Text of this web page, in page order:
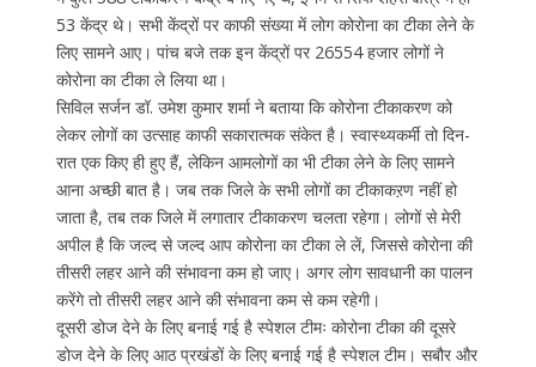
53 केंद्र थे। सभी केंद्रों पर काफी संख्या में लोग कोरोना का टीका लेने के
लिए सामने आए। पांच बजे तक इन केंद्रों पर 26554 हजार लोगों ने
कोरोना का टीका ले लिया था।
सिविल सर्जन डॉ. उमेश कुमार शर्मा ने बताया कि कोरोना टीकाकरण को
लेकर लोगों का उत्साह काफी सकारात्मक संकेत है। स्वास्थ्यकर्मी तो दिन-
रात एक किए ही हुए हैं, लेकिन आमलोगों का भी टीका लेने के लिए सामने
आना अच्छी बात है। जब तक जिले के सभी लोगों का टीकाकऱण नहीं हो
जाता है, तब तक जिले में लगातार टीकाकरण चलता रहेगा। लोगों से मेरी
अपील है कि जल्द से जल्द आप कोरोना का टीका ले लें, जिससे कोरोना की
तीसरी लहर आने की संभावना कम हो जाए। अगर लोग सावधानी का पालन
करेंगे तो तीसरी लहर आने की संभावना कम से कम रहेगी।
दूसरी डोज देने के लिए बनाई गई है स्पेशल टीमः कोरोना टीका की दूसरे
डोज देने के लिए आठ प्रखंडों के लिए बनाई गई है स्पेशल टीम। सबौर और